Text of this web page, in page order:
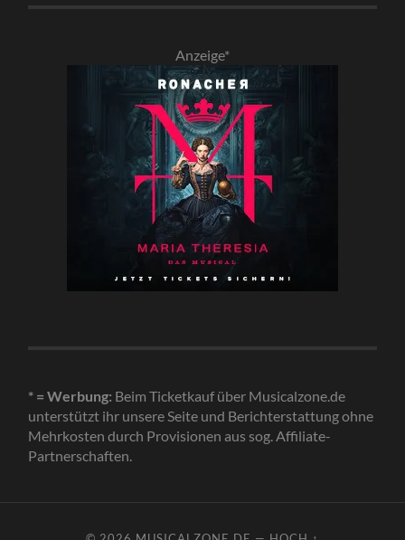
Anzeige*
* = Werbung: Beim Ticketkauf über Musicalzone.de
unterstützt ihr unsere Seite und Berichterstattung ohne
Mehrkosten durch Provisionen aus sog. Affiliate-
Partnerschaften.